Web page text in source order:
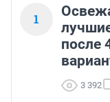
1
после
3 392